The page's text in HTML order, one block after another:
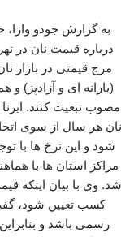
به گزارش جودو وازا،
درباره قیمت نان در
مرج قیمتی در بازار
(یارانه ای و آزادپز)
مصوب تبعیت کنند.
نان هر سال از سوی
شود و این نرخ‌ ها با
مراکز استان‌ ها با
شد. وی با بیان اینکه
کسب تعیین شود، گفت:
رسمی باشد و